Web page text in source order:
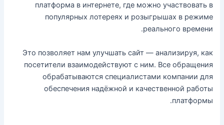
платформа в интернете, где можно участвовать в
популярных лотереях и розыгрышах в режиме
реального времени.
Это позволяет нам улучшать сайт — анализируя, как
посетители взаимодействуют с ним. Все обращения
обрабатываются специалистами компании для
обеспечения надёжной и качественной работы
платформы.